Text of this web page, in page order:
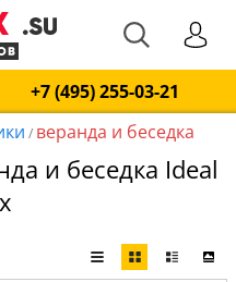
+7 (495) 255-03-21
/ веранда и беседка
и беседка Ideal